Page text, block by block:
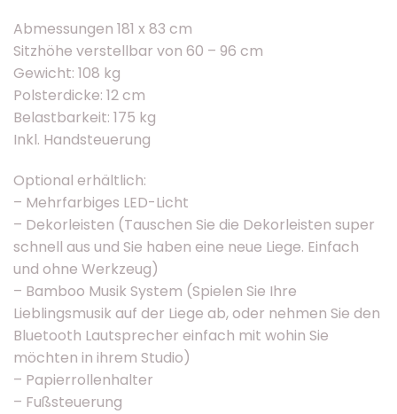
Abmessungen 181 x 83 cm
Sitzhöhe verstellbar von 60 – 96 cm
Gewicht: 108 kg
Polsterdicke: 12 cm
Belastbarkeit: 175 kg
Inkl. Handsteuerung
Optional erhältlich:
– Mehrfarbiges LED-Licht
– Dekorleisten (Tauschen Sie die Dekorleisten super
schnell aus und Sie haben eine neue Liege. Einfach
und ohne Werkzeug)
– Bamboo Musik System (Spielen Sie Ihre
Lieblingsmusik auf der Liege ab, oder nehmen Sie den
Bluetooth Lautsprecher einfach mit wohin Sie
möchten in ihrem Studio)
– Papierrollenhalter
– Fußsteuerung